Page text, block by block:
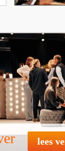
lees